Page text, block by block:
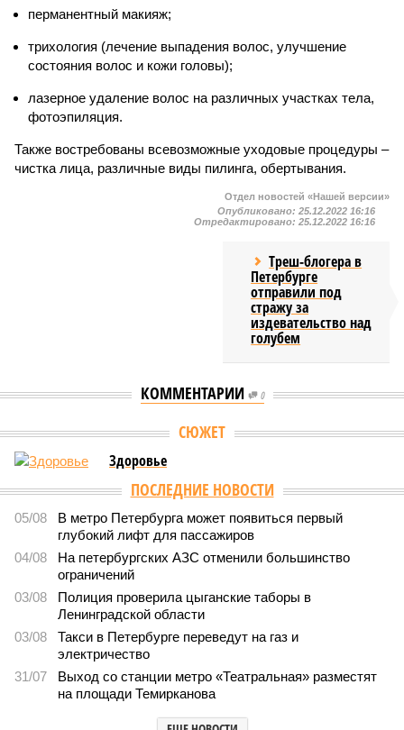
перманентный макияж;
трихология (лечение выпадения волос, улучшение
состояния волос и кожи головы);
лазерное удаление волос на различных участках тела,
фотоэпиляция.
Также востребованы всевозможные уходовые процедуры –
чистка лица, различные виды пилинга, обертывания.
Отдел новостей «Нашей версии»
Опубликовано: 25.12.2022 16:16
Отредактировано: 25.12.2022 16:16
Треш-блогера в
Петербурге
отправили под
стражу за
издевательство над
голубем
КОММЕНТАРИИ 0
СЮЖЕТ
Здоровье
ПОСЛЕДНИЕ НОВОСТИ
05/08
В метро Петербурга может появиться первый
глубокий лифт для пассажиров
04/08
На петербургских АЗС отменили большинство
ограничений
03/08
Полиция проверила цыганские таборы в
Ленинградской области
03/08
Такси в Петербурге переведут на газ и
электричество
31/07
Выход со станции метро «Театральная» разместят
на площади Темирканова